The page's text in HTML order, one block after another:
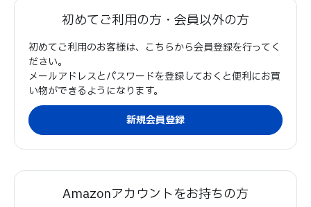
初めてご利用の方・会員以外の方
初めてご利用のお客様は、こちらから会員登録を行ってく
ださい。
メールアドレスとパスワードを登録しておくと便利にお買
い物ができるようになります。
Amazonアカウントをお持ちの方